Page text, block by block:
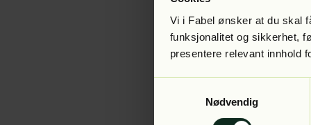
Vi i Fabel ønsker at du skal
funksjonalitet og sikkerhet,
presentere relevant innhold
Nødvendig
Application